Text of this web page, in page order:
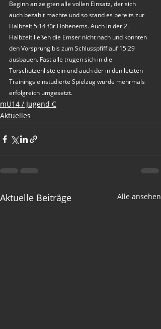
Beginn an zeigten alle vollen Einsatz, der sich
auch bezahlt machte und so stand es bereits zur
Halbzeit 5:14 für Hohenems. Auch in der 2.
Halbzeit ließen die Emser nicht nach und konnten
den Vorsprung bis zum Schlusspfiff auf 15:29
ausbauen. Fast alle trugen sich in die
Torschützenliste ein und auch der in den letzten
Trainings einstudierte Spielzug wurde mehrmals
erfolgreich umgesetzt.
mU14 / Jugend C
Aktuelles
Aktuelle Beiträge Alle ansehen